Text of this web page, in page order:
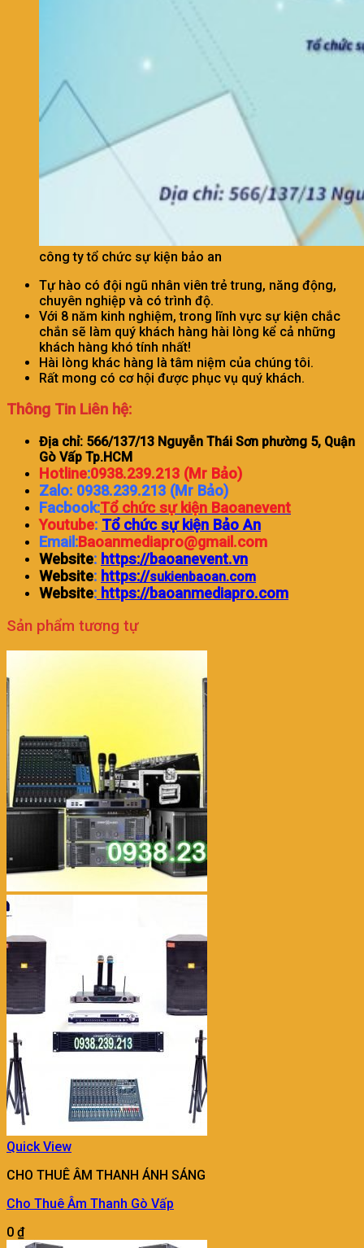
công ty tổ chức sự kiện bảo an
Tự hào có đội ngũ nhân viên trẻ trung, năng động,
chuyên nghiệp và có trình độ.
Với 8 năm kinh nghiệm, trong lĩnh vực sự kiện chắc
chắn sẽ làm quý khách hàng hài lòng kể cả những
khách hàng khó tính nhất!
Hài lòng khác hàng là tâm niệm của chúng tôi.
Rất mong có cơ hội được phục vụ quý khách.
Thông Tin Liên hệ:
Địa chỉ: 566/137/13 Nguyễn Thái Sơn phường 5, Quận
Gò Vấp Tp.HCM
Hotline:0938.239.213 (Mr Bảo)
Zalo: 0938.239.213 (Mr Bảo)
Facbook:Tổ chức sự kiện Baoanevent
Youtube: Tổ chức sự kiện Bảo An
Email:Baoanmediapro@gmail.com
Website: https://baoanevent.vn
Website: https://sukienbaoan.com
Website: https://baoanmediapro.com
Sản phẩm tương tự
Quick View
CHO THUÊ ÂM THANH ÁNH SÁNG
Cho Thuê Âm Thanh Gò Vấp
0 ₫